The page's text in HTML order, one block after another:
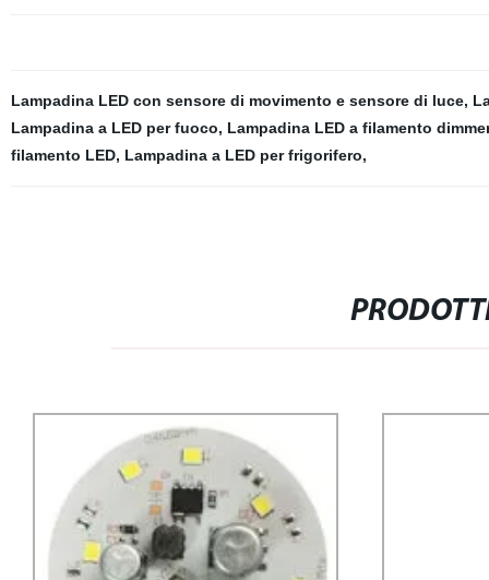
Lampadina LED con sensore di movimento e sensore di luce,
Lampadina a LED per fuoco, Lampadina LED a filamento
filamento LED, Lampadina a LED per frigorifero,